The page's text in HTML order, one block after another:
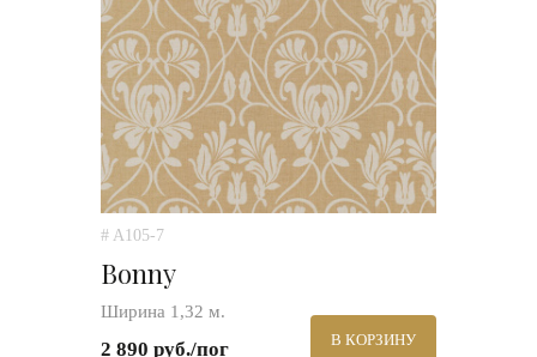
# A105-7
Bonny
Ширина 1,32 м.
2 890 руб./пог В КОРЗИНУ